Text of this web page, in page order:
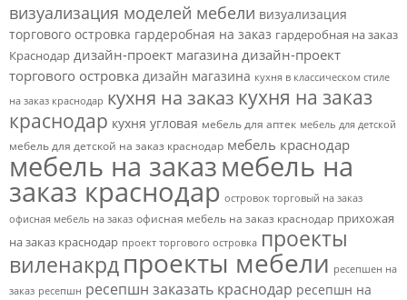
визуализация моделей мебели визуализация
торгового островка гардеробная на заказ гардеробная на заказ
Краснодар дизайн-проект магазина дизайн-проект
торгового островка дизайн магазина кухня в классическом стиле
на заказ краснодар кухня на заказ кухня на заказ
краснодар кухня угловая мебель для аптек мебель для детской
мебель для детской на заказ краснодар мебель краснодар
мебель на заказмебель на
заказ краснодар островок торговый на заказ
офисная мебель на заказ офисная мебель на заказ краснодар прихожая
на заказ краснодар проект торгового островка проекты
виленакрдпроекты мебели ресепшен на
заказ ресепшн ресепшн заказать краснодар ресепшн на